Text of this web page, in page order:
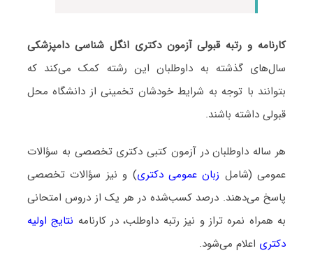
کارنامه و رتبه قبولی آزمون دکتری انگل شناسی دامپزشکی
سال‌های گذشته به داوطلبان این رشته کمک می‌کند که
بتوانند با توجه به شرایط خودشان تخمینی از دانشگاه محل
قبولی داشته باشند.
هر ساله داوطلبان در آزمون کتبی دکتری تخصصی به سؤالات
عمومی (شامل زبان عمومی دکتری) و نیز سؤالات تخصصی
پاسخ می‌دهند. درصد کسب‌شده در هر یک از دروس امتحانی
به همراه نمره تراز و نیز رتبه داوطلب، در کارنامه نتایج اولیه
دکتری اعلام می‌شود.